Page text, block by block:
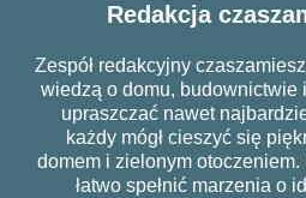
Redakcja
Zespół redakcyjny
wiedzą o domu, budownictwie
upraszczać nawet
każdy mógł cieszyć się
domem i zielonym
łatwo spełnić marzenia o